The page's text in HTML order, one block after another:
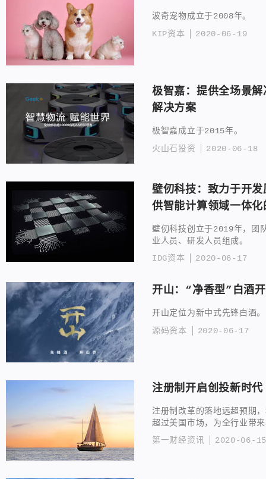
波奇宠物成立于2008年。
KIP资本
2020-06-19
极智嘉：提供全场景
解决方案
极智嘉成立于2015年。
火山石投资
2020-06-18
壁仞科技：致力于开
供智能计算领域一体
壁仞科技创立于2019年，团
业人员、研发人员组成。
IDG资本
2020-06-17
开山：“净香型”白酒
开山定位为新中式先锋白酒。
源码资本
2020-06-17
注册制开启创投新时代
注册制改革的落地远超预期
超过美国市场，为全行业带
第一财经资讯
2020-06-15